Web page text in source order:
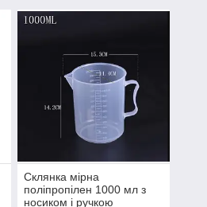
Склянка мірна
поліпропілен 1000 мл з
носиком і ручкою